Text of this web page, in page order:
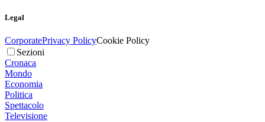
Legal
CorporatePrivacy PolicyCookie Policy
Sezioni
Cronaca
Mondo
Economia
Politica
Spettacolo
Televisione